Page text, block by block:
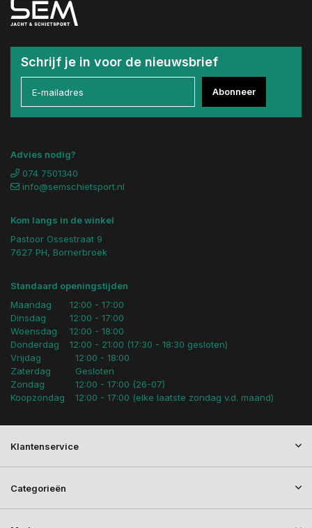
Schrijf je in voor de nieuwsbrief
Abonneer
Advies nodig?
074 7501340
info@semschietsport.nl
Kom langs in de winkel
Pastoor Ossestraat 9
7627 PH, Bornerbroek
Standaard openingstijden
Maandag
Dinsdag
Woensdag
Donderdag
12:00 - 17:00
12:00 - 17:00
12:00 - 18:00
12:00 - 21:00 (17:30 - 18:30 gesloten)
Vrijdag
Zaterdag
Zondag
Koopzondag
12:00 - 18:00
Gesloten
12:00 - 17:00 (26-07)
12:00 - 17:00 (elke laatste zondag v.d. maand)
Klantenservice
Categorieën